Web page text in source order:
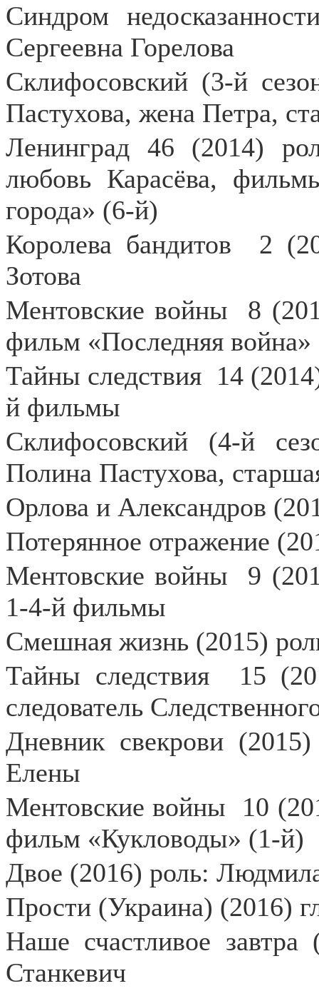
Синдром
Сергеевна Горелова
Склифосовский (3-й
Пастухова, жена Петра,
Ленинград 46 (2014)
любовь Карасёва,
города» (6-й)
Королева бандитов
2
Зотова
Ментовские войны
8
фильм «Последняя
Тайны следствия 14
й фильмы
Склифосовский (4-й
Полина Пастухова,
Орлова и Александров
Потерянное отражение
Ментовские войны
9
1-4-й фильмы
Смешная жизнь (2015)
Тайны следствия
15
следователь
Дневник свекрови
Елены
Ментовские войны
10
фильм «Кукловоды» (1-й)
Двое (2016) роль:
Прости (Украина) (2016)
Наше счастливое
Станкевич